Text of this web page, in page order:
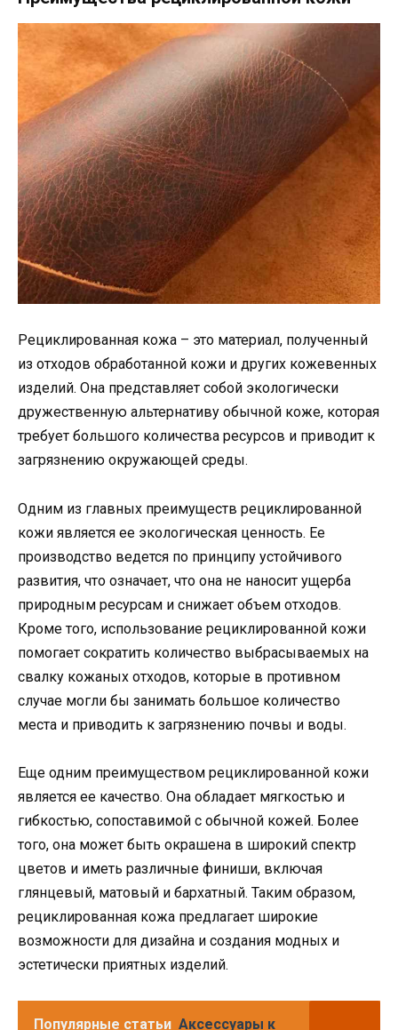
Рециклированная кожа – это материал, полученный
из отходов обработанной кожи и других кожевенных
изделий. Она представляет собой экологически
дружественную альтернативу обычной коже, которая
требует большого количества ресурсов и приводит к
загрязнению окружающей среды.
Одним из главных преимуществ рециклированной
кожи является ее экологическая ценность. Ее
производство ведется по принципу устойчивого
развития, что означает, что она не наносит ущерба
природным ресурсам и снижает объем отходов.
Кроме того, использование рециклированной кожи
помогает сократить количество выбрасываемых на
свалку кожаных отходов, которые в противном
случае могли бы занимать большое количество
места и приводить к загрязнению почвы и воды.
Еще одним преимуществом рециклированной кожи
является ее качество. Она обладает мягкостью и
гибкостью, сопоставимой с обычной кожей. Более
того, она может быть окрашена в широкий спектр
цветов и иметь различные финиши, включая
глянцевый, матовый и бархатный. Таким образом,
рециклированная кожа предлагает широкие
возможности для дизайна и создания модных и
эстетически приятных изделий.
Популярные статьи Аксессуары к